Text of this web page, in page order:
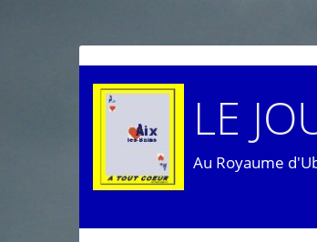
LE
Au Royaume